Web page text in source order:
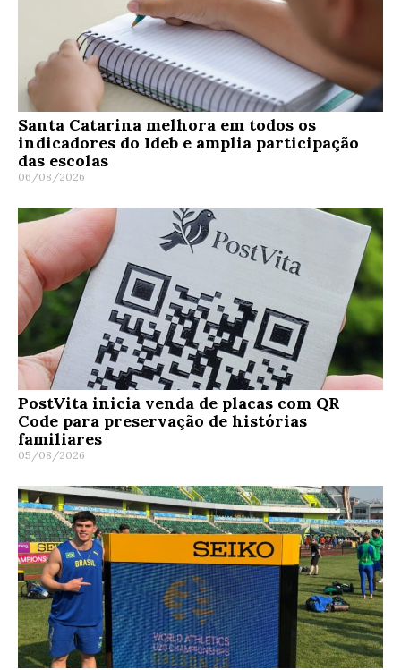
Santa Catarina melhora em todos os
indicadores do Ideb e amplia participação
das escolas
06/08/2026
PostVita inicia venda de placas com QR
Code para preservação de histórias
familiares
05/08/2026